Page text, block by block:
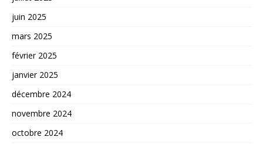
juin 2025
mars 2025
février 2025
janvier 2025
décembre 2024
novembre 2024
octobre 2024